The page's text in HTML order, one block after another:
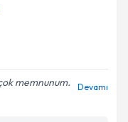
talebi
almanız için bir
bilgilendireceğiz.
memnunum.
Devamı